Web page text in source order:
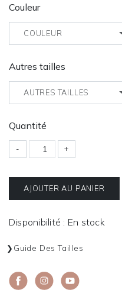
Couleur
COULEUR
Autres tailles
AUTRES TAILLES
Quantité
- +
AJOUTER AU PANIER
Disponibilité : En stock
Guide Des Tailles